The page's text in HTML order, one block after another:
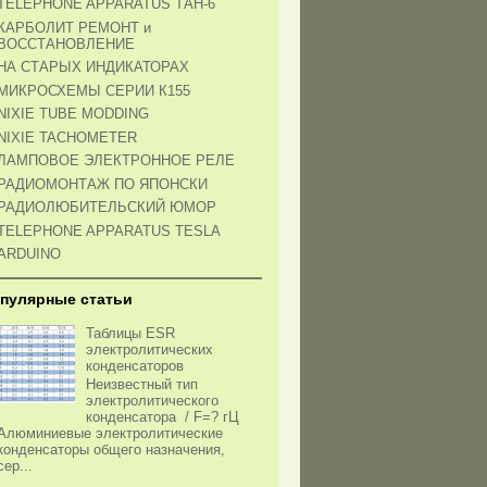
APPARATUS ТАН-6
РЕМОНТ и
СТАРЫХ ИНДИКАТОРАХ
СЕРИИ К155
TUBE MODDING
TACHOMETER
ЭЛЕКТРОННОЕ РЕЛЕ
ПО ЯПОНСКИ
ЮМОР
APPARATUS TESLA
статьи
Таблицы ESR
электролитических
конденсаторов
Неизвестный тип
электролитического
конденсатора / F=? гЦ
электролитические
общего назначения,